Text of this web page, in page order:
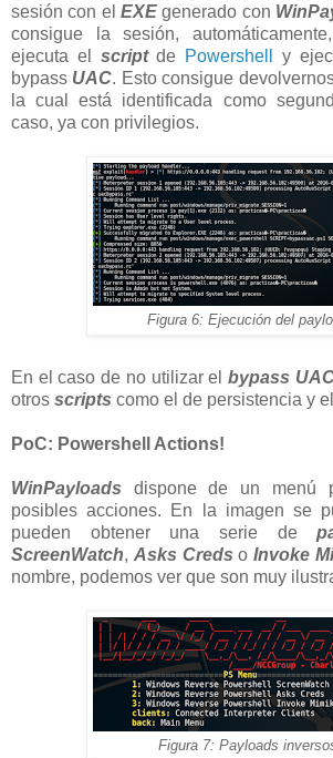
sesión con el EXE generado con
consigue la sesión,
ejecuta el scriptde Powershell
y
bypass UAC. Esto consigue
la cual está identificada como
caso, ya con privilegios.
Figura 6: Ejecución del
En el caso de no utilizar elbypass
otros scripts como el de persistencia y
PoC: Powershell Actions!
WinPayloads dispone de un menú
posibles acciones. En la imagen se
pueden obtener una serie de
ScreenWatch, Asks Creds o Invoke
nombre, podemos ver que son muy
Figura 7: Payloads